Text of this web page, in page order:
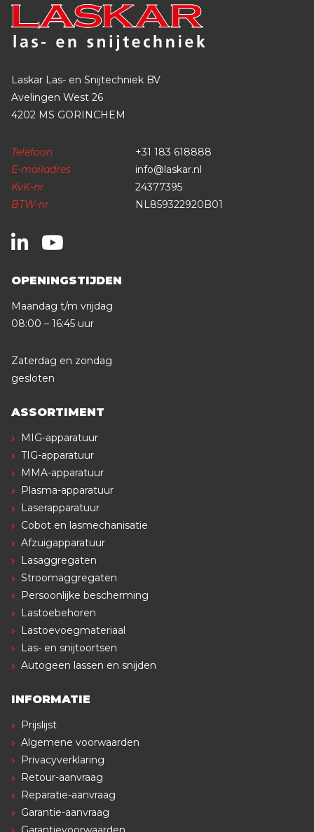
Laskar Las- en Snijtechniek BV
Avelingen West 26
4202 MS GORINCHEM
Telefoon
+31 183 618888
E-mailadres
info@laskar.nl
KvK-nr
24377395
BTW-nr
NL859322920B01
OPENINGSTIJDEN
Maandag t/m vrijdag
08:00 – 16:45 uur
Zaterdag en zondag
gesloten
ASSORTIMENT
MIG-apparatuur
TIG-apparatuur
MMA-apparatuur
Plasma-apparatuur
Laserapparatuur
Cobot en lasmechanisatie
Afzuigapparatuur
Lasaggregaten
Stroomaggregaten
Persoonlijke bescherming
Lastoebehoren
Lastoevoegmateriaal
Las- en snijtoortsen
Autogeen lassen en snijden
INFORMATIE
Prijslijst
Algemene voorwaarden
Privacyverklaring
Retour-aanvraag
Reparatie-aanvraag
Garantie-aanvraag